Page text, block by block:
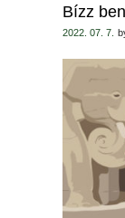
Bízz
2022. 07. 7.